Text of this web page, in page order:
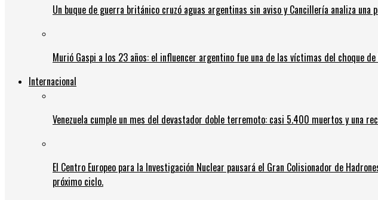
Un buque de guerra británico cruzó aguas argentinas sin aviso y Cancillería analiza una
Murió Gaspi a los 23 años: el influencer argentino fue una de las víctimas del choque
Internacional
Venezuela cumple un mes del devastador doble terremoto: casi 5.400 muertos y una
El Centro Europeo para la Investigación Nuclear pausará el Gran Colisionador de
próximo ciclo.